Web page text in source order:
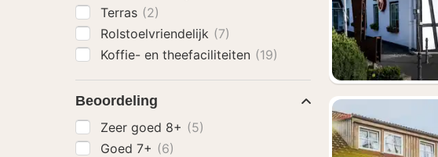
Terras (2)
Rolstoelvriendelijk (7)
Koffie- en theefaciliteiten (19)
Beoordeling
Zeer goed 8+ (5)
Goed 7+ (6)